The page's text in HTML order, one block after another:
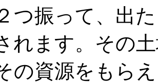
つ振って、出
れます。その
の資源をもら